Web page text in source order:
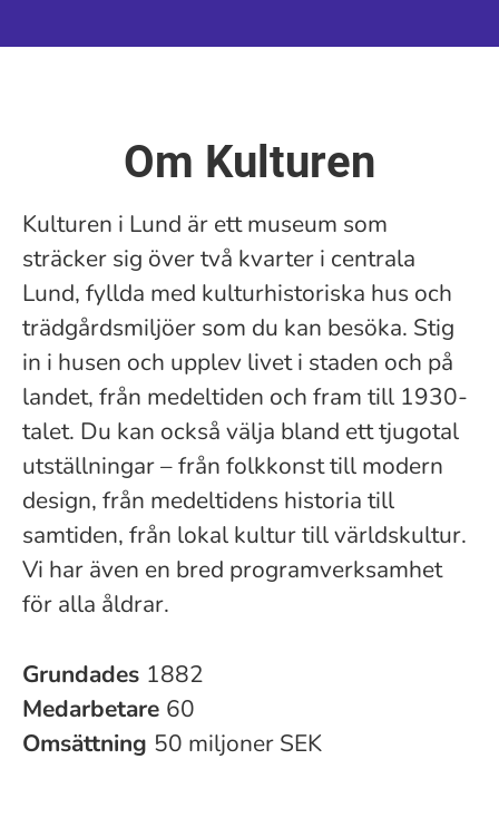
Om Kulturen
Kulturen i Lund är ett museum som
sträcker sig över två kvarter i centrala
Lund, fyllda med kulturhistoriska hus och
trädgårdsmiljöer som du kan besöka. Stig
in i husen och upplev livet i staden och på
landet, från medeltiden och fram till 1930-
talet. Du kan också välja bland ett tjugotal
utställningar – från folkkonst till modern
design, från medeltidens historia till
samtiden, från lokal kultur till världskultur.
Vi har även en bred programverksamhet
för alla åldrar.
Grundades 1882
Medarbetare 60
Omsättning 50 miljoner SEK